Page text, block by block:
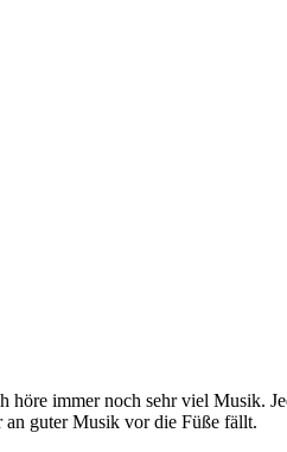
höre immer noch sehr viel Musik.
guter Musik vor die Füße fällt.